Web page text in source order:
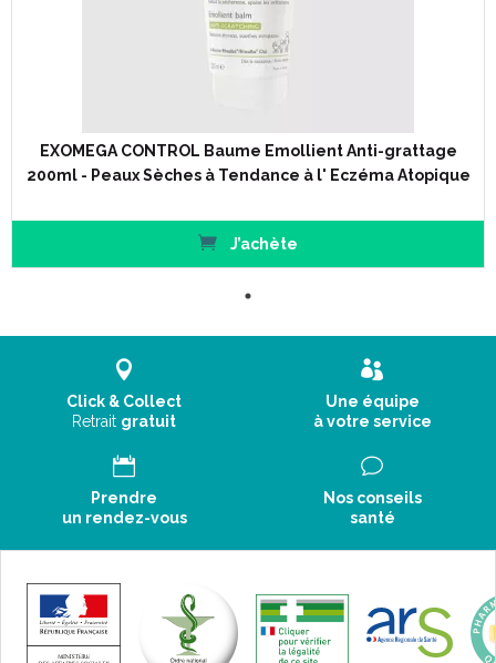
EXOMEGA CONTROL Baume Emollient Anti-grattage
200ml - Peaux Sèches à Tendance à l' Eczéma Atopique
J’achète
Click & Collect
Retrait gratuit
Une équipe
à votre service
Prendre
un rendez-vous
Nos conseils
santé